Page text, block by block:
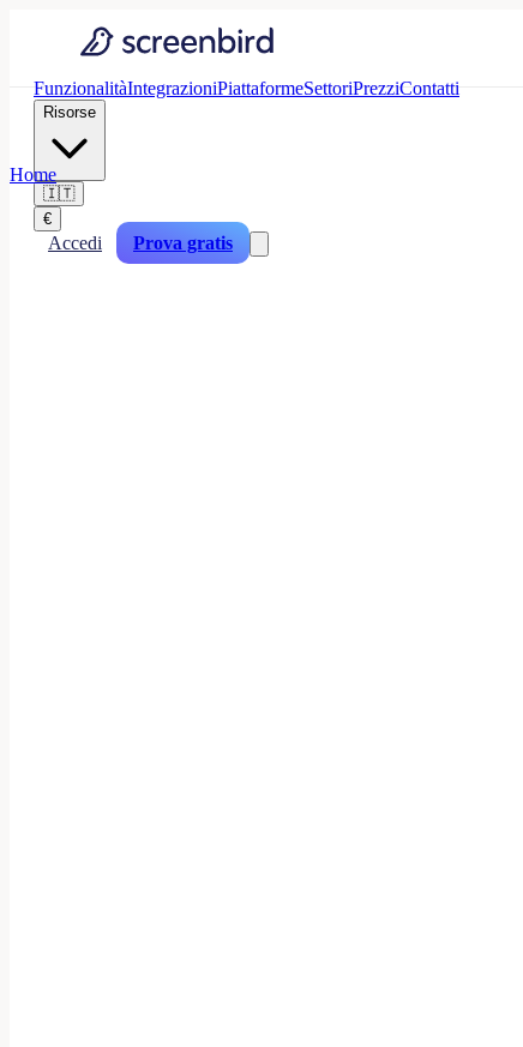
FunzionalitàIntegrazioniPiattaformeSettoriPrezziContatti
Risorse
🇮🇹
€
Accedi Prova gratis
Home